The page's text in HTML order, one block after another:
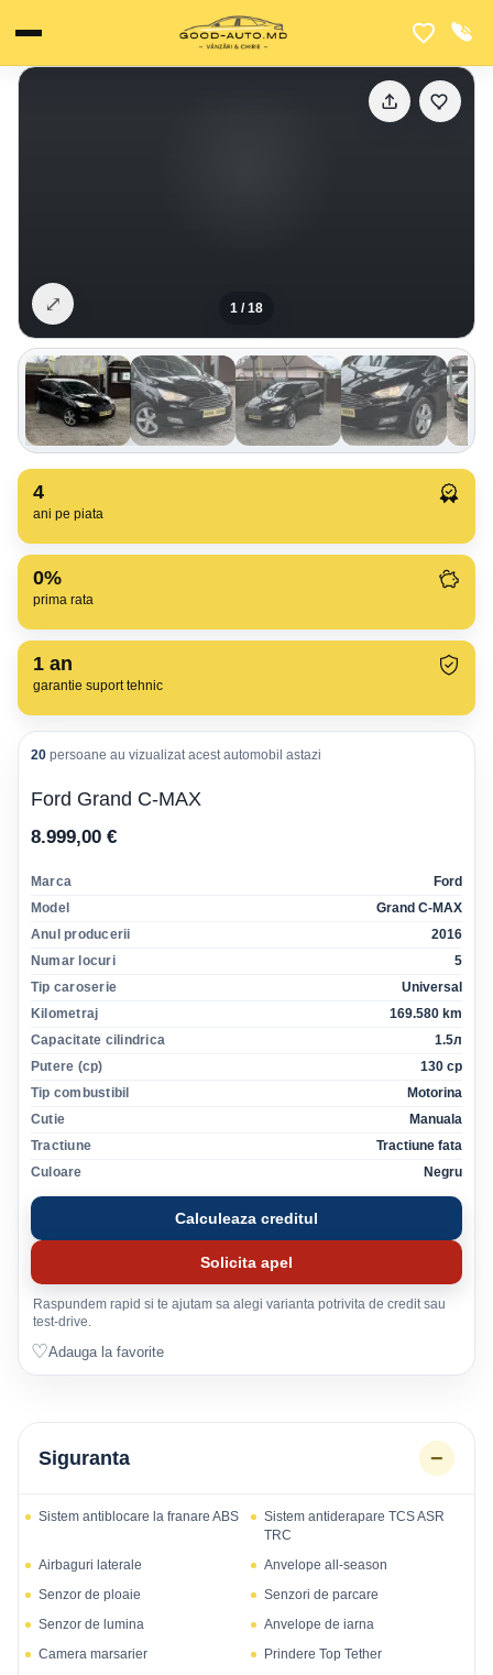
1 /18
⤢
4
ani pe piata
0%
prima rata
1 an
garantie suport tehnic
20 persoane au vizualizat acest automobil astazi
Ford Grand C-MAX
8.999,00 €
Marca
Ford
Model
Grand C-MAX
Anul producerii
2016
Numar locuri
5
Tip caroserie
Universal
Kilometraj
169.580 km
Capacitate cilindrica
1.5л
Putere (cp)
130 cp
Tip combustibil
Motorina
Cutie
Manuala
Tractiune
Tractiune fata
Culoare
Negru
Calculeaza creditul
Solicita apel
Raspundem rapid si te ajutam sa alegi varianta potrivita de credit sau
test-drive.
♡Adauga la favorite
Siguranta −
Sistem antiblocare la franare ABS
Sistem antiderapare TCS ASR
TRC
Airbaguri laterale
Anvelope all-season
Senzor de ploaie
Senzori de parcare
Senzor de lumina
Anvelope de iarna
Camera marsarier
Prindere Top Tether